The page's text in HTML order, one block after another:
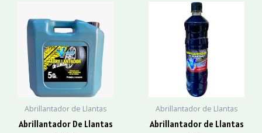
Abrillantador de Llantas
Abrillantador De Llantas
Abrillantador de Llantas
Abrillantador de Llantas